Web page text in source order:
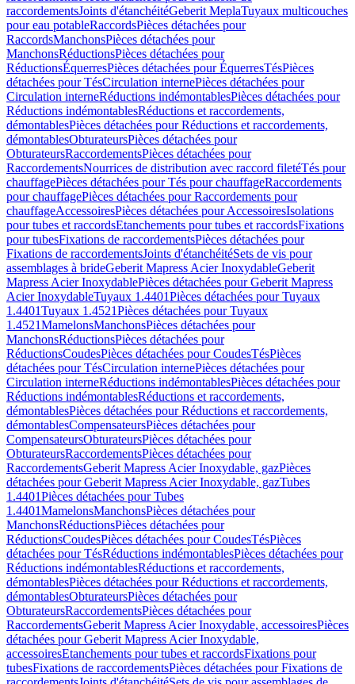
raccordementsJoints d'étanchéitéGeberit MeplaTuyaux multicouches
pour eau potableRaccordsPièces détachées pour
RaccordsManchonsPièces détachées pour
ManchonsRéductionsPièces détachées pour
RéductionsÉquerresPièces détachées pour ÉquerresTésPièces
détachées pour TésCirculation internePièces détachées pour
Circulation interneRéductions indémontablesPièces détachées pour
Réductions indémontablesRéductions et raccordements,
démontablesPièces détachées pour Réductions et raccordements,
démontablesObturateursPièces détachées pour
ObturateursRaccordementsPièces détachées pour
RaccordementsNourrices de distribution avec raccord filetéTés pour
chauffagePièces détachées pour Tés pour chauffageRaccordements
pour chauffagePièces détachées pour Raccordements pour
chauffageAccessoiresPièces détachées pour AccessoiresIsolations
pour tubes et raccordsEtanchements pour tubes et raccordsFixations
pour tubesFixations de raccordementsPièces détachées pour
Fixations de raccordementsJoints d'étanchéitéSets de vis pour
assemblages à brideGeberit Mapress Acier InoxydableGeberit
Mapress Acier InoxydablePièces détachées pour Geberit Mapress
Acier InoxydableTuyaux 1.4401Pièces détachées pour Tuyaux
1.4401Tuyaux 1.4521Pièces détachées pour Tuyaux
1.4521MamelonsManchonsPièces détachées pour
ManchonsRéductionsPièces détachées pour
RéductionsCoudesPièces détachées pour CoudesTésPièces
détachées pour TésCirculation internePièces détachées pour
Circulation interneRéductions indémontablesPièces détachées pour
Réductions indémontablesRéductions et raccordements,
démontablesPièces détachées pour Réductions et raccordements,
démontablesCompensateursPièces détachées pour
CompensateursObturateursPièces détachées pour
ObturateursRaccordementsPièces détachées pour
RaccordementsGeberit Mapress Acier Inoxydable, gazPièces
détachées pour Geberit Mapress Acier Inoxydable, gazTubes
1.4401Pièces détachées pour Tubes
1.4401MamelonsManchonsPièces détachées pour
ManchonsRéductionsPièces détachées pour
RéductionsCoudesPièces détachées pour CoudesTésPièces
détachées pour TésRéductions indémontablesPièces détachées pour
Réductions indémontablesRéductions et raccordements,
démontablesPièces détachées pour Réductions et raccordements,
démontablesObturateursPièces détachées pour
ObturateursRaccordementsPièces détachées pour
RaccordementsGeberit Mapress Acier Inoxydable, accessoiresPièces
détachées pour Geberit Mapress Acier Inoxydable,
accessoiresEtanchements pour tubes et raccordsFixations pour
tubesFixations de raccordementsPièces détachées pour Fixations de